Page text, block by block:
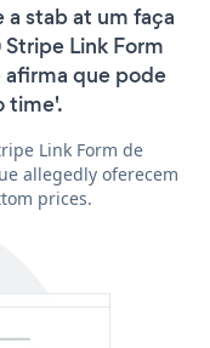
stab at um faça
Link Form
que pode
time'.
Link Form de
allegedly oferecem
prices.